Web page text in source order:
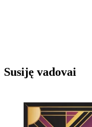
Susiję vadovai